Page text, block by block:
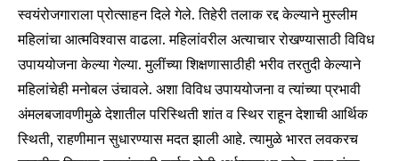
I've read and accept thePrivacy Policy.
6,300
Fans
32,111
Followers
75
Followers
स्वयंरोजगाराला प्रोत्साहन दिले गेले. तिहेरी तलाक रद्द केल्याने मुस्लीम
महिलांचा आत्मविश्वास वाढला. महिलांवरील अत्याचार रोखण्यासाठी विविध
उपाययोजना केल्या गेल्या. मुलींच्या शिक्षणासाठीही भरीव तरतुदी केल्याने
महिलांचेही मनोबल उंचावले. अशा विविध उपाययोजना व त्यांच्या प्रभावी
अंमलबजावणीमुळे देशातील परिस्थिती शांत व स्थिर राहून देशाची आर्थिक
स्थिती, राहणीमान सुधारण्यास मदत झाली आहे. त्यामुळे भारत लवकरच